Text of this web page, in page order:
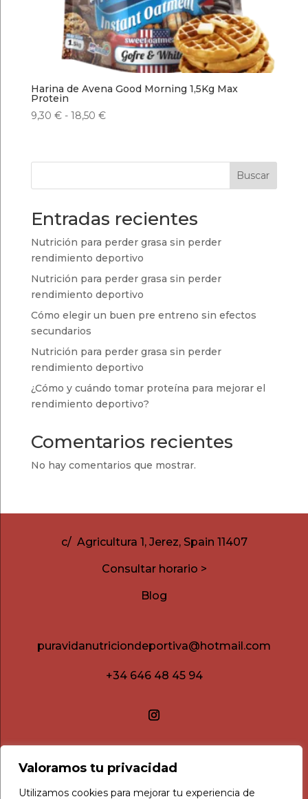
Valoramos tu privacidad
Utilizamos cookies para mejorar tu experiencia de
Harina de Avena Good Morning 1,5Kg Max
Protein
9,30 € - 18,50 €Rango
desde
Buscar
Entradas recientes
Nutrición para perder grasa sin perder
rendimiento deportivo
Nutrición para perder grasa sin perder
rendimiento deportivo
Cómo elegir un buen pre entreno sin efectos
secundarios
Nutrición para perder grasa sin perder
rendimiento deportivo
¿Cómo y cuándo tomar proteína para mejorar el
rendimiento deportivo?
Comentarios recientes
No hay comentarios que mostrar.
c/ Agricultura 1, Jerez, Spain 11407
Consultar horario >
Blog
puravidanutriciondeportiva@hotmail.com
+34 646 48 45 94